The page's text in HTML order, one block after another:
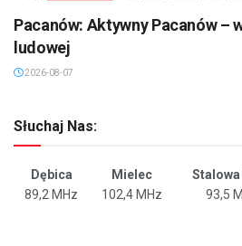
Pacanów: Aktywny Pacanów –
ludowej
2026-08-07
Słuchaj Nas:
Dębica Mielec Stalowa
89,2 MHz
102,4 MHz 93,5